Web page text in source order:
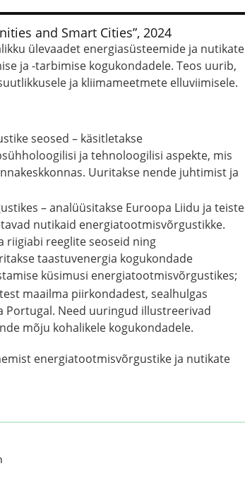
and Smart Cities”, 2024
ülevaadet energiasüsteemide ja nutikate
ja -tarbimise kogukondadele. Teos uurib,
ja kliimameetmete elluviimisele.
seosed – käsitletakse
ja tehnoloogilisi aspekte, mis
Uuritakse nende juhtimist ja
– analüüsitakse Euroopa Liidu ja teiste
nutikaid energiatootmisvõrgustikke.
riigiabi reeglite seoseid ning
taastuvenergia kogukondade
küsimusi energiatootmisvõrgustikes;
maailma piirkondadest, sealhulgas
Portugal. Need uuringud illustreerivad
mõju kohalikele kogukondadele.
energiatootmisvõrgustike ja nutikate